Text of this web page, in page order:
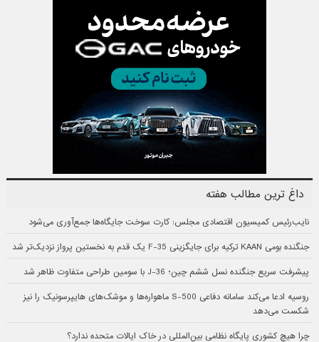
داغ ترین مطالب هفته
نایب‌رئیس کمیسیون اقتصادی مجلس: کارت سوخت جایگاه‌ها جمع‌آوری می‌شود
جنگنده بومی KAAN ترکیه برای جایگزینی F-35 یک قدم به نخستین پرواز نزدیک‌تر شد
پیشرفت سریع جنگنده نسل ششم چین؛ J-36 با سومین طراحی متفاوت ظاهر شد
روسیه ادعا می‌کند سامانه دفاعی S-500 ماهواره‌ها و موشک‌های هایپرسونیک را نیز
شکست می‌دهد
چرا هیچ کشوری پایگاه نظامی بین‌المللی در خاک ایالات متحده ندارد؟